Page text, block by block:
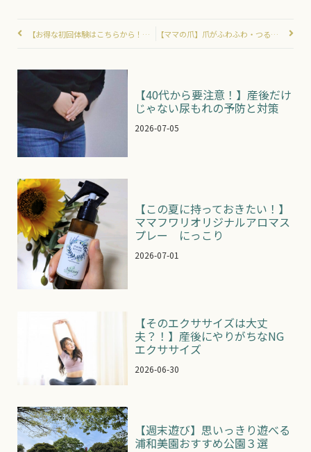
【お得な初回体験はこちらから！】新しいお知らせページができました＾＾ 【ママの爪】爪がふわふわ・つるつるでテンションアップ！のネイルオイル
【40代から要注意！】産後だけ
じゃない尿もれの予防と対策
2026-07-05
【この夏に持っておきたい！】
ママフワリオリジナルアロマス
プレー にっこり
2026-07-01
【そのエクササイズは大丈
夫？！】産後にやりがちなNG
エクササイズ
2026-06-30
【週末遊び】思いっきり遊べる
浦和美園おすすめ公園３選